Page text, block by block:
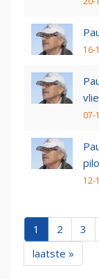
16-
07-
12-
1 2 3
laatste »